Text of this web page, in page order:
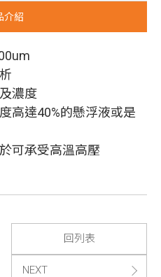
介紹
濃度
高達40%的懸浮液或是
可承受高溫高壓
回列表
NEXT